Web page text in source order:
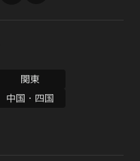
関東
中国・四国